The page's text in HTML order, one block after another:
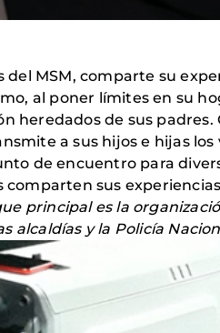
MSM, comparte su
al poner límites en su
heredados de sus
a sus hijos e hijas
de encuentro para
sus
principal es la
alcaldías y la Policía